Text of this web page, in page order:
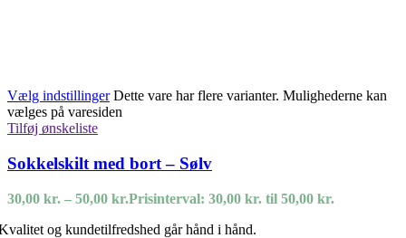
Vælg indstillinger Dette vare har flere varianter. Mulighederne kan
vælges på varesiden
Tilføj ønskeliste
Sokkelskilt med bort – Sølv
30,00 kr. – 50,00 kr.Prisinterval: 30,00 kr. til 50,00 kr.
og kundetilfredshed går hånd i hånd.